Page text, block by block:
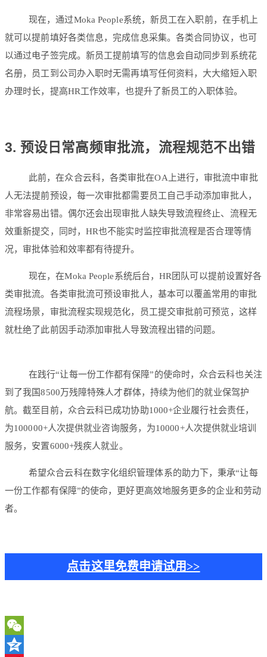
现在，通过Moka People系统，新员工在入职前，在手机上
就可以提前填好各类信息，完成信息采集。各类合同协议，也可
以通过电子签完成。新员工提前填写的信息会自动同步到系统花
名册，员工到公司办入职时无需再填写任何资料，大大缩短入职
办理时长，提高HR工作效率，也提升了新员工的入职体验。
3. 预设日常高频审批流，流程规范不出错
此前，在众合云科，各类审批在OA上进行，审批流中审批
人无法提前预设，每一次审批都需要员工自己手动添加审批人，
非常容易出错。偶尔还会出现审批人缺失导致流程终止、流程无
效重新提交，同时，HR也不能实时监控审批流程是否合理等情
况，审批体验和效率都有待提升。
现在，在Moka People系统后台，HR团队可以提前设置好各
类审批流。各类审批流可预设审批人，基本可以覆盖常用的审批
流程场景，审批流程实现规范化，员工提交审批前可预览，这样
就杜绝了此前因手动添加审批人导致流程出错的问题。
在践行“让每一份工作都有保障”的使命时，众合云科也关注
到了我国8500万残障特殊人才群体，持续为他们的就业保驾护
航。截至目前，众合云科已成功协助1000+企业履行社会责任，
为100000+人次提供就业咨询服务，为10000+人次提供就业培训
服务，安置6000+残疾人就业。
希望众合云科在数字化组织管理体系的助力下，秉承“让每
一份工作都有保障”的使命，更好更高效地服务更多的企业和劳动
者。
点击这里免费申请试用>>
WeChat